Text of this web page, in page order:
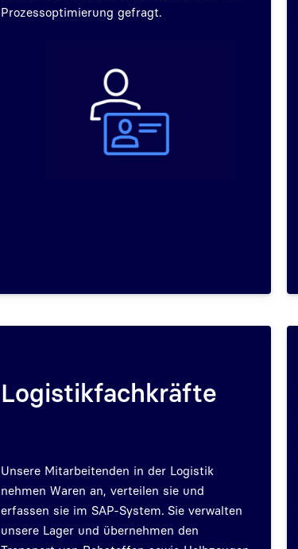
Prozessoptimierung gefragt.
Logistikfachkräfte
Unsere Mitarbeitenden in der Logistik
nehmen Waren an, verteilen sie und
erfassen sie im SAP-System. Sie verwalten
unsere Lager und übernehmen den